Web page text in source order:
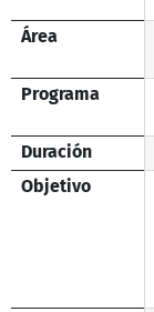
Área
Programa
Duración
Objetivo